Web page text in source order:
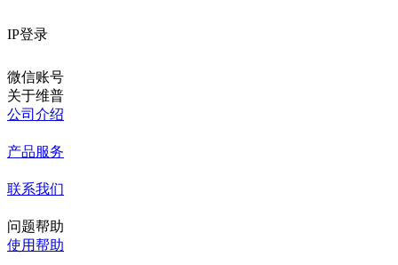
IP登录
微信账号
关于维普
公司介绍
产品服务
联系我们
问题帮助
使用帮助